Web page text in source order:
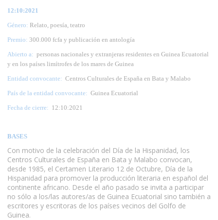
12:10:2021
Género: Relato, poesía, teatro
Premio: 300.000 fcfa y publicación en antología
Abierto a: personas nacionales y extranjeras residentes en Guinea Ecuatorial
y en los países limítrofes de los mares de Guinea
Entidad convocante: Centros Culturales de España en Bata y Malabo
País de la entidad convocante: Guinea Ecuatorial
Fecha de cierre: 12:10:2021
BASES
Con motivo de la celebración del Día de la Hispanidad, los
Centros Culturales de España en Bata y Malabo convocan,
desde 1985, el Certamen Literario 12 de Octubre, Día de la
Hispanidad para promover la producción literaria en español del
continente africano. Desde el año pasado se invita a participar
no sólo a los/las autores/as de Guinea Ecuatorial sino también a
escritores y escritoras de los países vecinos del Golfo de
Guinea.